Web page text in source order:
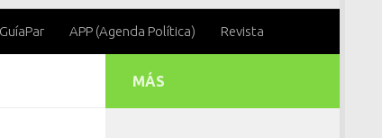
GuíaPar APP (Agenda Política) Revista
MÁS